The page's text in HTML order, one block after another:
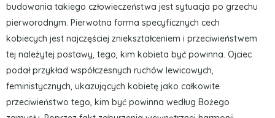
budowania takiego człowieczeństwa jest sytuacja po grzechu
pierworodnym. Pierwotna forma specyficznych cech
kobiecych jest najczęściej zniekształceniem i przeciwieństwem
tej należytej postawy, tego, kim kobieta być powinna. Ojciec
podał przykład współczesnych ruchów lewicowych,
feministycznych, ukazujących kobietę jako całkowite
przeciwieństwo tego, kim być powinna według Bożego